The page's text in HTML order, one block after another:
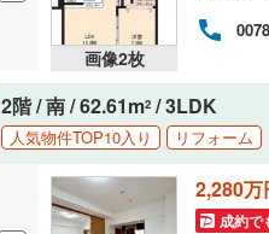
画像2枚
2階 / 南 / 62.61m2 / 3LDK
人気物件TOP10入り リフォーム
2,280万
成約で